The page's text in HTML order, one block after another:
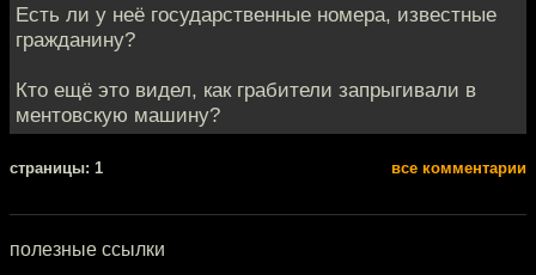
Есть ли у неё государственные номера, известные
гражданину?
Кто ещё это видел, как грабители запрыгивали в
ментовскую машину?
cтраницы: 1 все комментарии
полезные ссылки